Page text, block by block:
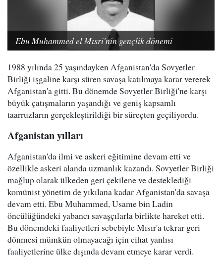
Ebu Muhammed el Mısri'nin gençlik dönemi
1988 yılında 25 yaşındayken Afganistan'da Sovyetler
Birliği işgaline karşı süren savaşa katılmaya karar vererek
Afganistan'a gitti. Bu dönemde Sovyetler Birliği'ne karşı
büyük çatışmaların yaşandığı ve geniş kapsamlı
taarruzların gerçekleştirildiği bir süreçten geçiliyordu.
Afganistan yılları
Afganistan'da ilmi ve askeri eğitimine devam etti ve
özellikle askeri alanda uzmanlık kazandı. Sovyetler Birliği
mağlup olarak ülkeden geri çekilene ve desteklediği
komünist yönetim de yıkılana kadar Afganistan'da savaşa
devam etti. Ebu Muhammed, Usame bin Ladin
öncülüğündeki yabancı savaşçılarla birlikte hareket etti.
Bu dönemdeki faaliyetleri sebebiyle Mısır'a tekrar geri
dönmesi mümkün olmayacağı için cihat yanlısı
faaliyetlerine ülke dışında devam etmeye karar verdi.